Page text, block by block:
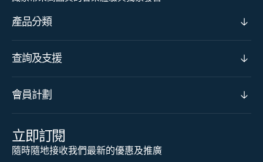
產品分類
查詢及支援
會員計劃
立即訂閱
隨時隨地接收我們最新的優惠及推廣